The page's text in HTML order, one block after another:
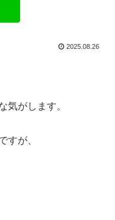
2025.08.26
気がします。
すが、